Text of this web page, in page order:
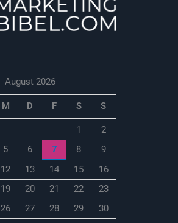
August 2026
M D F S S
1
2
5 6 7 8
9
12 13 14 15
16
19 20 21 22
23
26 27 28 29
30